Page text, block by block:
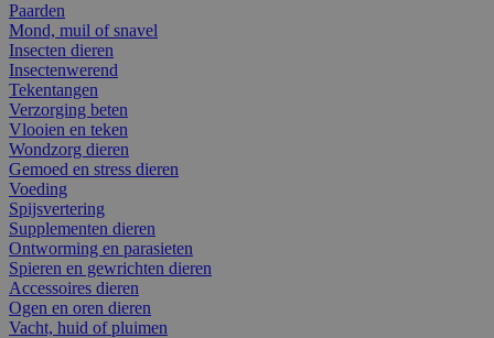
Paarden
Mond, muil of snavel
Insecten dieren
Insectenwerend
Tekentangen
Verzorging beten
Vlooien en teken
Wondzorg dieren
Gemoed en stress dieren
Voeding
Spijsvertering
Supplementen dieren
Ontworming en parasieten
Spieren en gewrichten dieren
Accessoires dieren
Ogen en oren dieren
Vacht, huid of pluimen